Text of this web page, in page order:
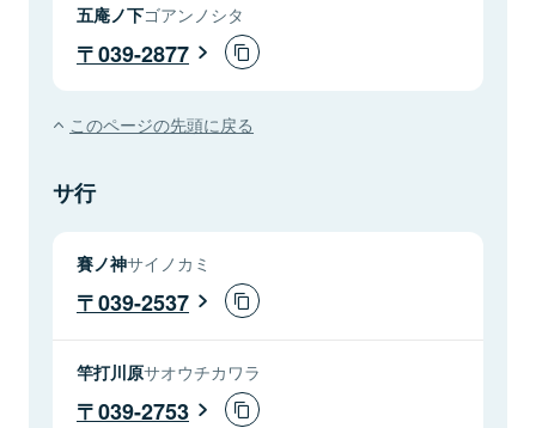
五庵ノ下ゴアンノシタ
039-2877
このページの先頭に戻る
サ行
賽ノ神サイノカミ
039-2537
竿打川原サオウチカワラ
039-2753